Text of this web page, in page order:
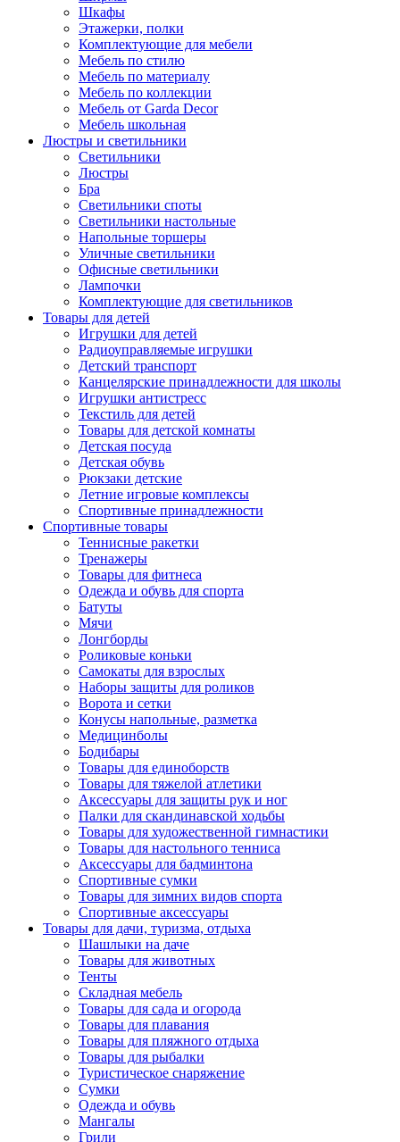
Шкафы
Этажерки, полки
Комплектующие для мебели
Мебель по стилю
Мебель по материалу
Мебель по коллекции
Мебель от Garda Decor
Мебель школьная
Люстры и светильники
Светильники
Люстры
Бра
Светильники споты
Светильники настольные
Напольные торшеры
Уличные светильники
Офисные светильники
Лампочки
Комплектующие для светильников
Товары для детей
Игрушки для детей
Радиоуправляемые игрушки
Детский транспорт
Канцелярские принадлежности для школы
Игрушки антистресс
Текстиль для детей
Товары для детской комнаты
Детская посуда
Детская обувь
Рюкзаки детские
Летние игровые комплексы
Спортивные принадлежности
Спортивные товары
Теннисные ракетки
Тренажеры
Товары для фитнеса
Одежда и обувь для спорта
Батуты
Мячи
Лонгборды
Роликовые коньки
Самокаты для взрослых
Наборы защиты для роликов
Ворота и сетки
Конусы напольные, разметка
Медицинболы
Бодибары
Товары для единоборств
Товары для тяжелой атлетики
Аксессуары для защиты рук и ног
Палки для скандинавской ходьбы
Товары для художественной гимнастики
Товары для настольного тенниса
Аксессуары для бадминтона
Спортивные сумки
Товары для зимних видов спорта
Спортивные аксессуары
Товары для дачи, туризма, отдыха
Шашлыки на даче
Товары для животных
Тенты
Складная мебель
Товары для сада и огорода
Товары для плавания
Товары для пляжного отдыха
Товары для рыбалки
Туристическое снаряжение
Сумки
Одежда и обувь
Мангалы
Грили